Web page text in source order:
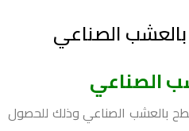
الصناعي
بالعشب الصناعي وذلك للحصول